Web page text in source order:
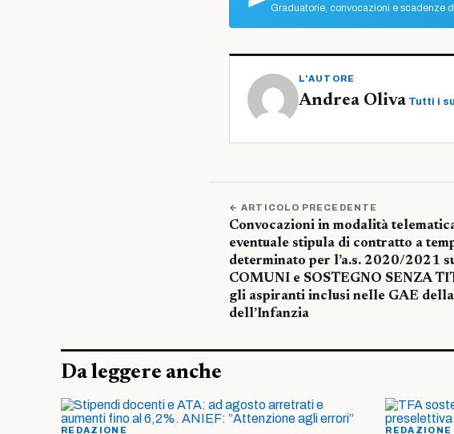
Graduatorie, convocazioni e scadenze
L'AUTORE
Andrea Oliva Tutti i
← ARTICOLO PRECEDENTE
Convocazioni in modalità
eventuale stipula di contratto a
determinato per l’a.s. 2020/2021
COMUNI e SOSTEGNO SENZA
gli aspiranti inclusi nelle GAE
dell’Infanzia
Da leggere anche
REDAZIONE REDAZIONE